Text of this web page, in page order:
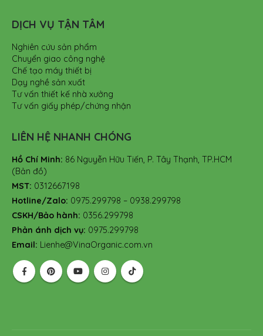
DỊCH VỤ TẬN TÂM
Nghiên cứu sản phẩm
Chuyển giao công nghệ
Chế tạo máy thiết bị
Dạy nghề sản xuất
Tư vấn thiết kế nhà xưởng
Tư vấn giấy phép/chứng nhận
LIÊN HỆ NHANH CHÓNG
Hồ Chí Minh: 86 Nguyễn Hữu Tiến, P. Tây Thạnh, TP.HCM
(Bản đồ)
MST: 0312667198
Hotline/Zalo: 0975.299798 – 0938.299798
CSKH/Bảo hành: 0356.299798
Phản ánh dịch vụ: 0975.299798
Email: Lienhe@VinaOrganic.com.vn